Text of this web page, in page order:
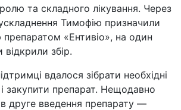
та складного лікування. Через
Тимофію призначили
препаратом «Ентивіо», на один
збір.
вдалося зібрати необхідні
і закупити препарат. Нещодавно
друге введення препарату —